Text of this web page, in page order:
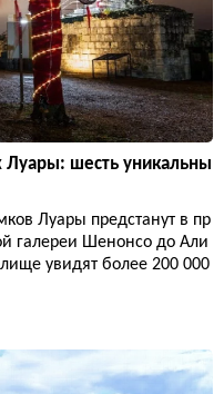
Луары: шесть уникальны
Луары предстанут в пр
галереи Шенонсо до Али
увидят более 200 000